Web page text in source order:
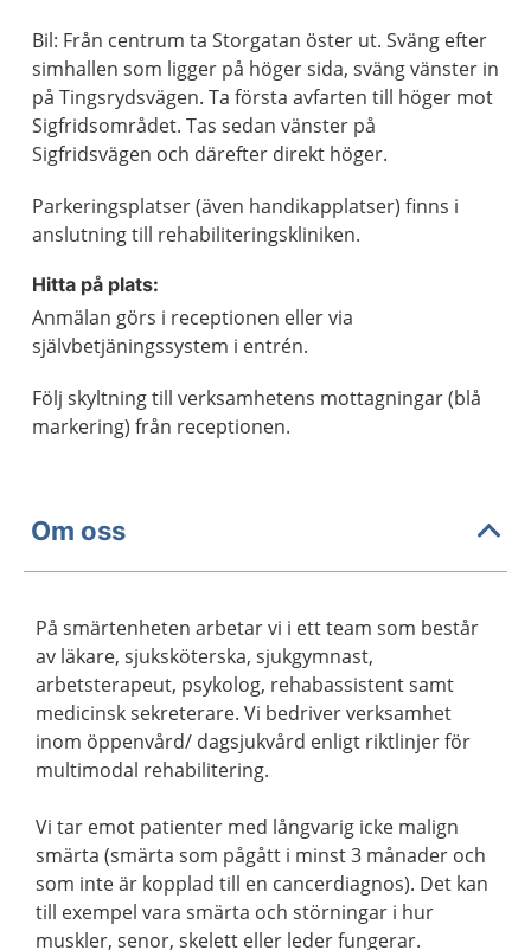
Bil: Från centrum ta Storgatan öster ut. Sväng efter
simhallen som ligger på höger sida, sväng vänster in
på Tingsrydsvägen. Ta första avfarten till höger mot
Sigfridsområdet. Tas sedan vänster på
Sigfridsvägen och därefter direkt höger.
Parkeringsplatser (även handikapplatser) finns i
anslutning till rehabiliteringskliniken.
Hitta på plats:
Anmälan görs i receptionen eller via
självbetjäningssystem i entrén.
Följ skyltning till verksamhetens mottagningar (blå
markering) från receptionen.
Om oss
På smärtenheten arbetar vi i ett team som består
av läkare, sjuksköterska, sjukgymnast,
arbetsterapeut, psykolog, rehabassistent samt
medicinsk sekreterare. Vi bedriver verksamhet
inom öppenvård/ dagsjukvård enligt riktlinjer för
multimodal rehabilitering.
Vi tar emot patienter med långvarig icke malign
smärta (smärta som pågått i minst 3 månader och
som inte är kopplad till en cancerdiagnos). Det kan
till exempel vara smärta och störningar i hur
muskler, senor, skelett eller leder fungerar.